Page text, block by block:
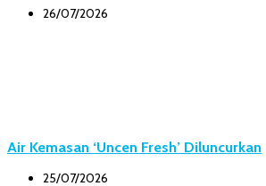
26/07/2026
Air Kemasan ‘Uncen Fresh’ Diluncurkan
25/07/2026